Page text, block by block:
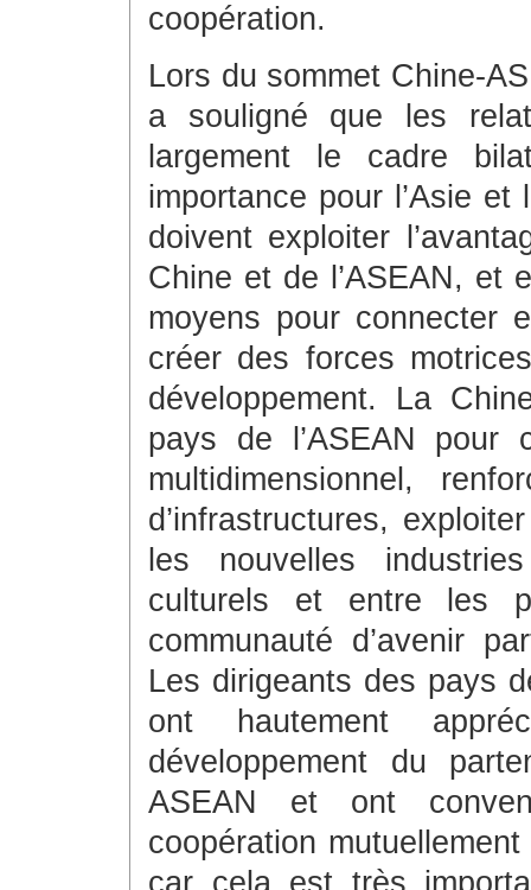
coopération.
Lors du sommet Chine-
a souligné que les
largement le cadre
importance pour l’Asie
doivent exploiter
Chine et de l’ASEAN, et
moyens pour connecter
créer des forces
développement. La
pays de l’ASEAN pour
multidimensionnel,
d’infrastructures,
les nouvelles
culturels et entre les
communauté d’avenir
Les dirigeants des pays
ont hautement
développement du
ASEAN et ont
coopération
car cela est très